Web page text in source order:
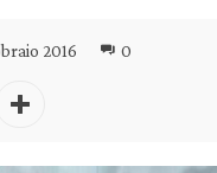
2016 0